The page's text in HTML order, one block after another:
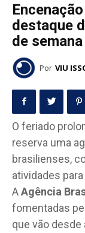
destaque
de semana
Por VIU
O feriado
reserva uma
brasilienses,
atividades
AAgência
fomentadas
que vão